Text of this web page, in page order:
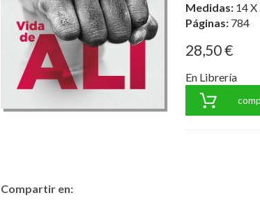
Medidas: 14 X
Páginas: 784
28,50 €
En Librería
Compartir en: